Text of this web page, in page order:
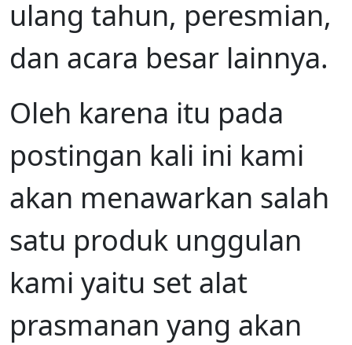
ulang tahun, peresmian,
dan acara besar lainnya.
Oleh karena itu pada
postingan kali ini kami
akan menawarkan salah
satu produk unggulan
kami yaitu set alat
prasmanan yang akan